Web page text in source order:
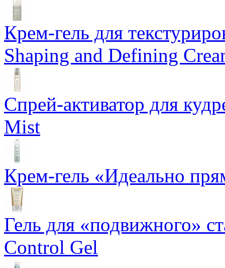
Крем-гель для
Shaping and Defining
Спрей-активатор для
Mist
Крем-гель «Идеально
Гель для «подвижного»
Control Gel